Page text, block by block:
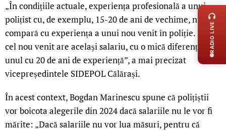
„În condițiile actuale, experiența profesională a unui
polițist cu, de exemplu, 15-20 de ani de vechime, nu se
compară cu experiența a unui nou venit în poliție. Dar
cel nou venit are același salariu, cu o mică diferență, cât
unul cu 20 de ani de experiență”, a mai precizat
vicepreședintele SIDEPOL Călărași.
În acest context, Bogdan Marinescu spune că polițiștii
vor boicota alegerile din 2024 dacă salariile nu le vor fi
mărite: „Dacă salariile nu vor lua măsuri, pentru că
RADIO LIVE